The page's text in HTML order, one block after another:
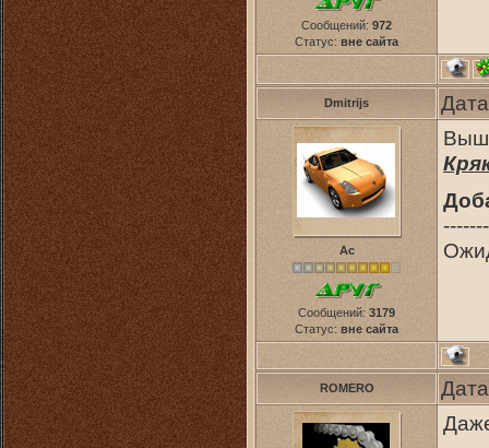
Сообщений: 972
Статус: вне сайта
Dmitrijs
Ас
Сообщений: 3179
Статус: вне сайта
ROMERO